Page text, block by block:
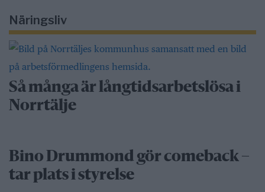
Näringsliv
Så många är långtidsarbetslösa i
Norrtälje
Bino Drummond gör comeback –
tar plats i styrelse